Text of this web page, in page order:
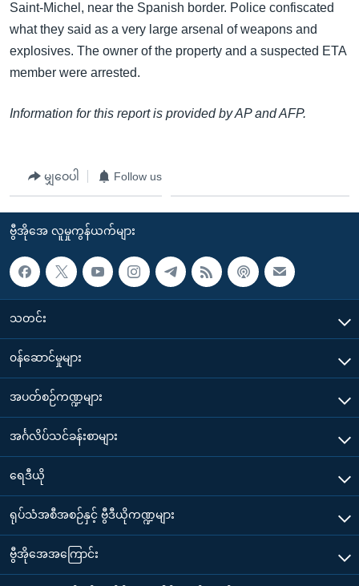
Saint-Michel, near the Spanish border. Police confiscated
what they said as a very large arsenal of weapons and
explosives. The owner of the property and a suspected ETA
member were arrested.
Information for this report is provided by AP and AFP.
မျှဝေပါ Follow us
ဗွီအိုအေ လူမှုကွန်ယက်များ
သတင်း
၀န်ဆောင်မှုများ
အပတ်စဉ်ကဏ္ဍများ
အင်္ဂလိပ်သင်ခန်းစာများ
ရေဒီယို
ရုပ်သံအစီအစဉ်နှင့် ဗွီဒီယိုကဏ္ဍများ
ဗွီအိုအေအကြောင်း